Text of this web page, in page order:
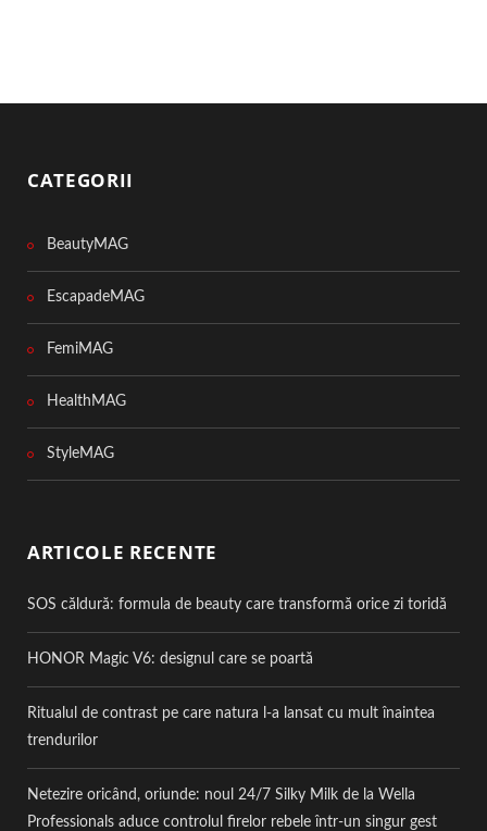
CATEGORII
BeautyMAG
EscapadeMAG
FemiMAG
HealthMAG
StyleMAG
ARTICOLE RECENTE
SOS căldură: formula de beauty care transformă orice zi toridă
HONOR Magic V6: designul care se poartă
Ritualul de contrast pe care natura l-a lansat cu mult înaintea
trendurilor
Netezire oricând, oriunde: noul 24/7 Silky Milk de la Wella
Professionals aduce controlul firelor rebele într-un singur gest